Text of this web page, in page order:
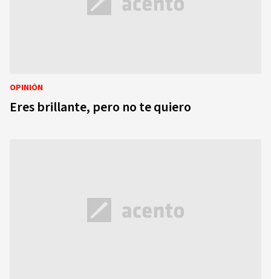
OPINIÓN
Eres brillante, pero no te quiero